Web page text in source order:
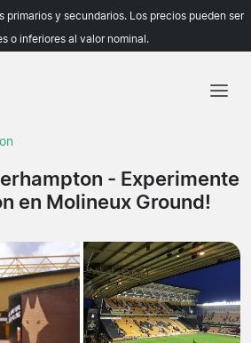
primarios y secundarios. Los precios pueden ser
o inferiores al valor nominal.
Ligas
- Experimente
en Molineux Ground!